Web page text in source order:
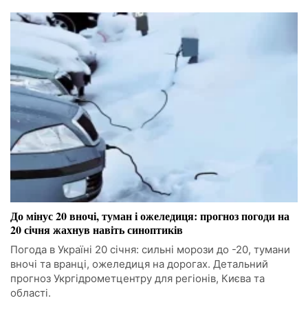
До мінус 20 вночі, туман і ожеледиця: прогноз погоди на
20 січня жахнув навіть синоптиків
Погода в Україні 20 січня: сильні морози до -20, тумани
вночі та вранці, ожеледиця на дорогах. Детальний
прогноз Укргідрометцентру для регіонів, Києва та
області.